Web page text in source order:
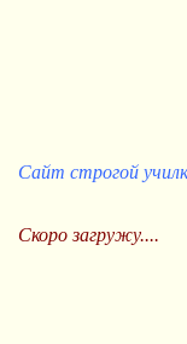
Сайт строгой
Скоро загружу....